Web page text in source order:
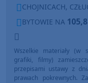
CHOJNICACH,
BYTOWIE NA
Wszelkie materiały (w
grafiki, filmy)
przepisami ustawy z
prawach pokrewnych.